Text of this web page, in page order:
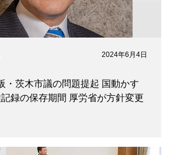
2024年6月4日
・茨木市議の問題提起 国動かす
録の保存期間 厚労省が方針変更